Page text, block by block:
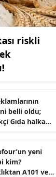
riskli
belli oldu;
Gıda halka
yeni
kim?
A101 ve